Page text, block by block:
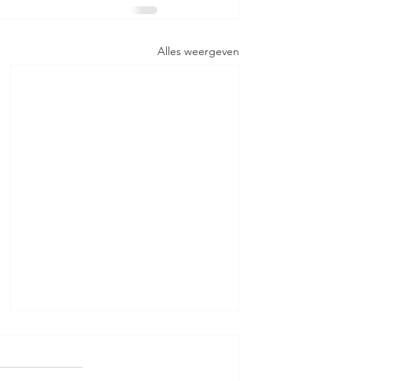
Alles weergeven